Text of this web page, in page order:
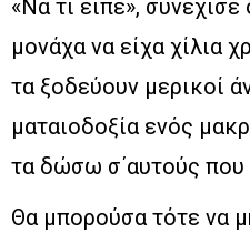
«Να τι είπε»,
μονάχα να είχα χίλια
τα ξοδεύουν μερικοί
ματαιοδοξία ενός
τα δώσω σ΄αυτούς που
Θα μπορούσα τότε να